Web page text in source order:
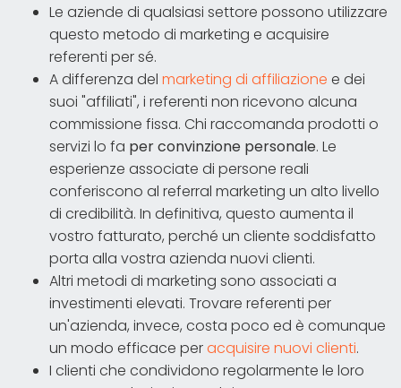
Le aziende di qualsiasi settore possono utilizzare
questo metodo di marketing e acquisire
referenti per sé.
A differenza del marketing di affiliazione e dei
suoi "affiliati", i referenti non ricevono alcuna
commissione fissa. Chi raccomanda prodotti o
servizi lo fa per convinzione personale. Le
esperienze associate di persone reali
conferiscono al referral marketing un alto livello
di credibilità. In definitiva, questo aumenta il
vostro fatturato, perché un cliente soddisfatto
porta alla vostra azienda nuovi clienti.
Altri metodi di marketing sono associati a
investimenti elevati. Trovare referenti per
un'azienda, invece, costa poco ed è comunque
un modo efficace peracquisire nuovi clienti.
I clienti che condividono regolarmente le loro